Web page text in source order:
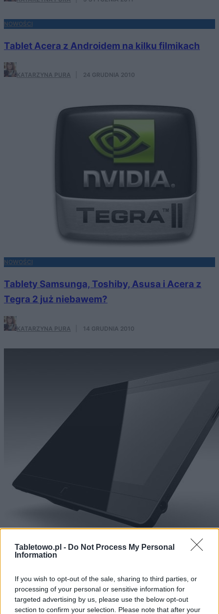
Tabletowo.pl - Do Not Process My Personal
Information
If you wish to opt-out of the sale, sharing to third parties, or
processing of your personal or sensitive information for
targeted advertising by us, please use the below opt-out
section to confirm your selection. Please note that after your
NOWOŚCI
Tablet Acera z Androidem na kilku filmikach
KATARZYNA PURA 24 GRUDNIA 2010
NOWOŚCI
Tablety Samsunga, Toshiby, Asusa i Acera z
Tegra 2 już niebawem?
KATARZYNA PURA 14 GRUDNIA 2010
internetowych
KATARZYNA PURA · 26 LISTOPADA 2010